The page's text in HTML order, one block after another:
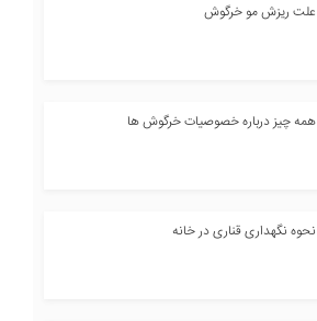
علت ریزش مو خرگوش
همه چیز درباره خصوصیات خرگوش ها
نحوه نگهداری قناری در خانه